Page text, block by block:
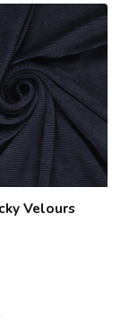
Velours